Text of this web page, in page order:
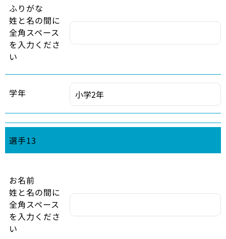
ふりがな
姓と名の間に
全角スペース
を入力くださ
い
学年
選手13
お名前
姓と名の間に
全角スペース
を入力くださ
い